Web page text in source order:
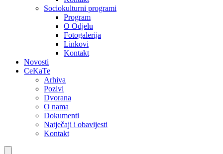
Sociokulturni programi
Program
O Odjelu
Fotogalerija
Linkovi
Kontakt
Novosti
CeKaTe
Arhiva
Pozivi
Dvorana
O nama
Dokumenti
Natječaji i obavijesti
Kontakt